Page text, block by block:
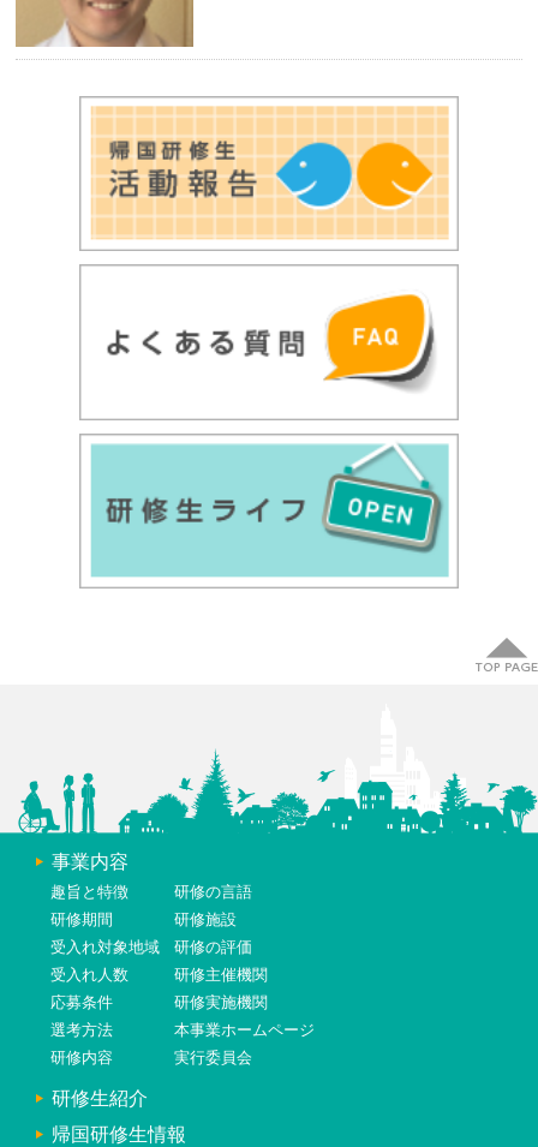
事業内容
趣旨と特徴
研修期間
受入れ対象地域
受入れ人数
応募条件
選考方法
研修内容
研修の言語
研修施設
研修の評価
研修主催機関
研修実施機関
本事業ホームページ
実行委員会
研修生紹介
帰国研修生情報